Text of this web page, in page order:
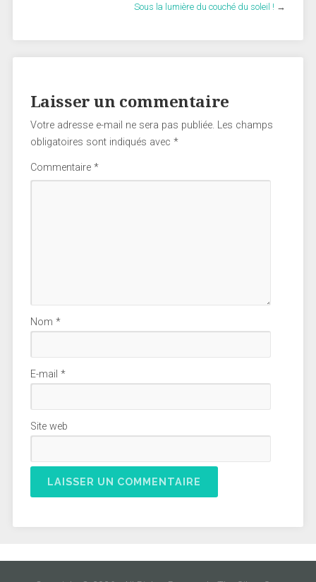
Sous la lumière du couché du soleil ! →
Laisser un commentaire
Votre adresse e-mail ne sera pas publiée. Les champs
obligatoires sont indiqués avec *
Commentaire *
Nom *
E-mail *
Site web